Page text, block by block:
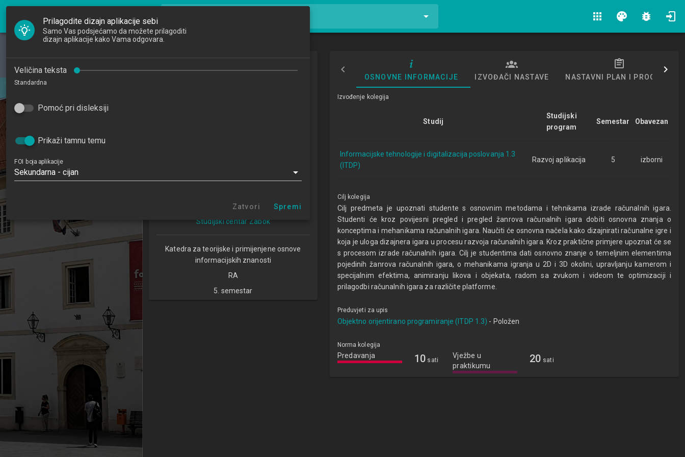
Djelatnici
Katedre
FOI Nastava apps palette bug_report
Uvod u računalne igre
Studijski centar Zagreb (ITDP 1.3)
Studijski centar Sisak
Studijski centar Zabok
Katedra za teorijske i primijenjene osnove
informacijskih znanosti
RA
5. semestar
OSNOVNE INFORMACIJE IZVOĐAČI NASTAVE NASTAVNI PLAN I PROGRAM
Izvođenje kolegija
Studij
Studijski
program
Semestar Obavezan
Informacijske tehnologije i digitalizacija poslovanja 1.3
(ITDP)
Razvoj aplikacija 5 izborni
Cilj kolegija
Cilj predmeta je upoznati studente s osnovnim metodama i tehnikama izrade računalnih igara.
Studenti će kroz povijesni pregled i pregled žanrova računalnih igara dobiti osnovna znanja o
konceptima i mehanikama računalnih igara. Naučiti će osnovna načela kako dizajnirati računalne igre i
koja je uloga dizajnera igara u procesu razvoja računalnih igara. Kroz praktične primjere upoznat će se
s procesom izrade računalnih igara. Cilj je studentima dati osnovno znanje o temeljnim elementima
pojedinih žanrova računalnih igara, o mehanikama igranja u 2D i 3D okolini, upravljanju kamerom i
specijalnim efektima, animiranju likova i objekata, radom sa zvukom i videom te optimizaciji i
prilagodbi računalnih igara za različite platforme.
Preduvjeti za upis
Objektno orijentirano programiranje (ITDP 1.3) - Položen
Norma kolegija
Predavanja 10 sati
Vježbe u
praktikumu
20 sati
Prilagodite dizajn aplikacije sebi
Samo Vas podsjećamo da možete prilagoditi
dizajn aplikacije kako Vama odgovara.
Veličina teksta
Standardna
Pomoć pri disleksiji
Prikaži tamnu temu
FOI boja aplikacije
Sekundarna - cijan
Zatvori Spremi